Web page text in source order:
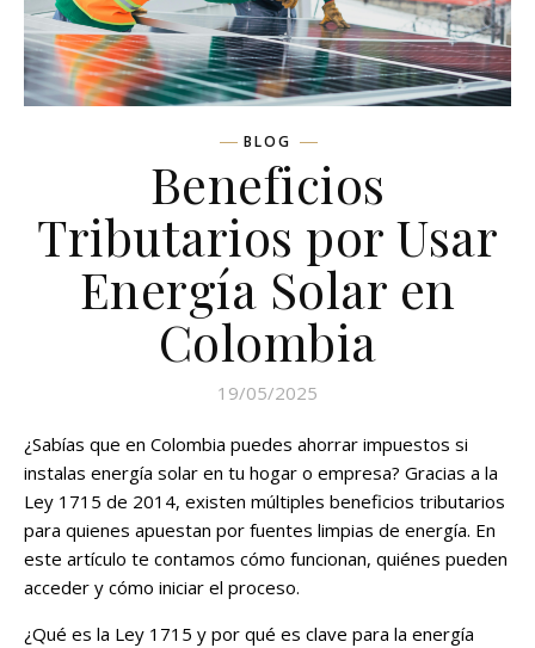
BLOG
Beneficios
Tributarios por Usar
Energía Solar en
Colombia
19/05/2025
¿Sabías que en Colombia puedes ahorrar impuestos si
instalas energía solar en tu hogar o empresa? Gracias a la
Ley 1715 de 2014, existen múltiples beneficios tributarios
para quienes apuestan por fuentes limpias de energía. En
este artículo te contamos cómo funcionan, quiénes pueden
acceder y cómo iniciar el proceso.
¿Qué es la Ley 1715 y por qué es clave para la energía